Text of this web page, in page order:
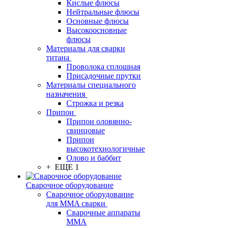
Кислые флюсы
Нейтральные флюсы
Основные флюсы
Высокоосновные
флюсы
Материалы для сварки
титана
Проволока сплошная
Присадочные прутки
Материалы специального
назначения
Строжка и резка
Припои
Припои оловянно-
свинцовые
Припои
высокотехнологичные
Олово и баббит
+ ЕЩЕ 1
Сварочное оборудование
Сварочное оборудование
для MMA сварки
Сварочные аппараты
MMA